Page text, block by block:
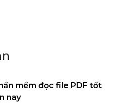
mềm đọc file PDF tốt
nay